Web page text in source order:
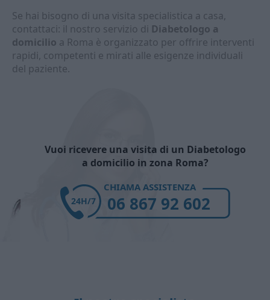
Se hai bisogno di una visita specialistica a casa,
contattaci: il nostro servizio di Diabetologo a
domicilio a Roma è organizzato per offrire interventi
rapidi, competenti e mirati alle esigenze individuali
del paziente.
Vuoi ricevere una visita di un Diabetologo
a domicilio in zona Roma?
CHIAMA ASSISTENZA
06 867 92 602
24H/7